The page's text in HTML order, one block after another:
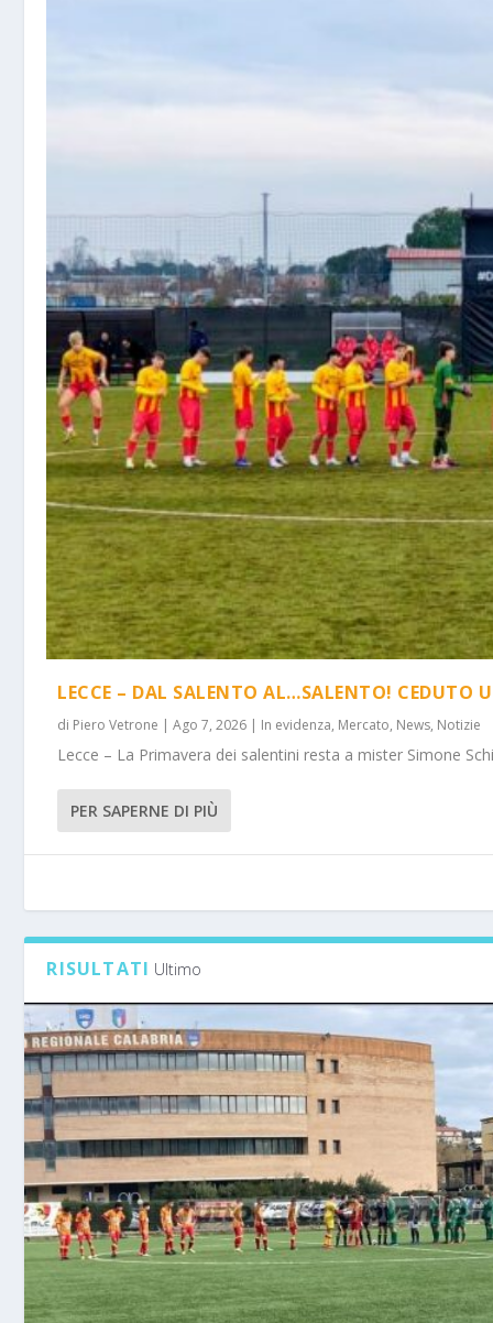
LECCE – DAL SALENTO AL…SALENTO! CEDUTO
di Piero Vetrone |Ago 7, 2026 | In evidenza, Mercato, News, Notizie
Lecce – La Primavera dei salentini resta a mister Simone
PER SAPERNE DI PIÙ
RISULTATI Ultimo